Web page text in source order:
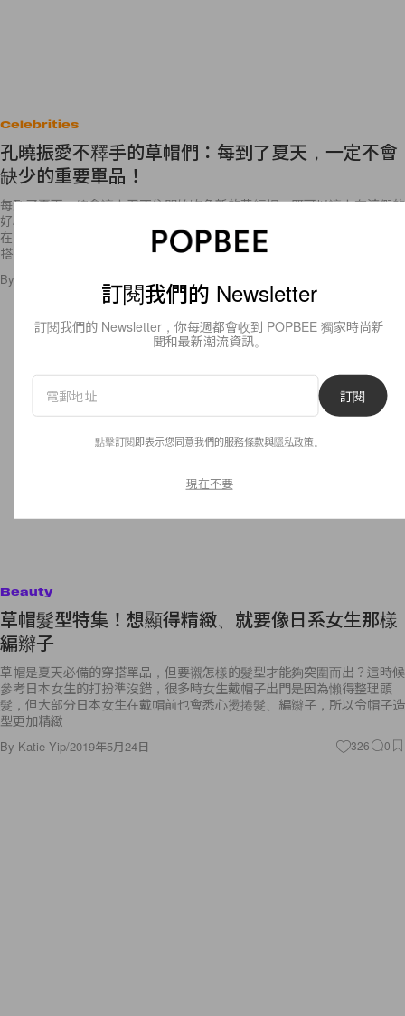
Celebrities
孔曉振愛不釋手的草帽們：每到了夏天，一定不會
缺少的重要單品！
每到了夏天，總會讓人忍不住開始物色新的草編帽，既可以讓人有渡假的
好心情，戴起來又不會讓頭頂悶熱的不舒服，亦能夠有遮陽效果，即便是
在日常生活中配搭也絲毫不違和，正之所以如此，就連受許多人追隨的穿
搭
By
Beauty
草帽髮型特集！想顯得精緻、就要像日系女生那樣
編辮子
草帽是夏天必備的穿搭單品，但要襯怎樣的髮型才能夠突圍而出？這時候
參考日本女生的打扮準沒錯，很多時女生戴帽子出門是因為懶得整理頭
髮，但大部分日本女生在戴帽前也會悉心燙捲髮、編辮子，所以令帽子造
型更加精緻
By Katie Yip/2019年5月24日 326 0
訂閱我們的 Newsletter
訂閱我們的 Newsletter，你每週都會收到 POPBEE 獨家時尚新
聞和最新潮流資訊。
訂閱
點擊訂閱即表示您同意我們的服務條款與隱私政策
現在不要